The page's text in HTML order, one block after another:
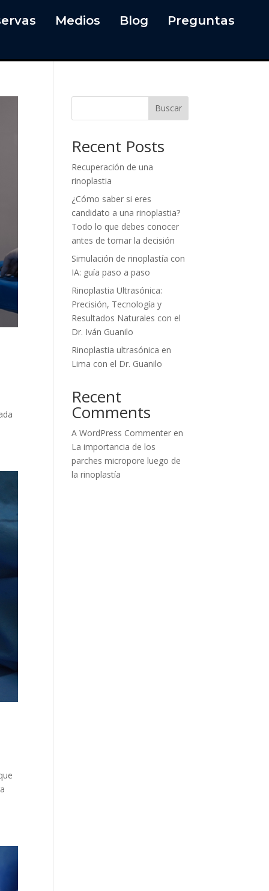
Medios Blog Preguntas
Buscar
Recent Posts
Recuperación de una
rinoplastia
¿Cómo saber si eres
candidato a una rinoplastia?
Todo lo que debes conocer
antes de tomar la decisión
Simulación de rinoplastía con
IA: guía paso a paso
Rinoplastia Ultrasónica:
Precisión, Tecnología y
Resultados Naturales con el
Dr. Iván Guanilo
Rinoplastia ultrasónica en
Lima con el Dr. Guanilo
Recent
Comments
A WordPress Commenter en
La importancia de los
parches micropore luego de
la rinoplastía